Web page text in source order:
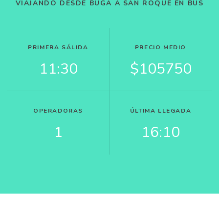
VIAJANDO DESDE BUGA A SAN ROQUE EN BUS
PRIMERA SÁLIDA
11:30
PRECIO MEDIO
$105750
OPERADORAS
1
ÚLTIMA LLEGADA
16:10